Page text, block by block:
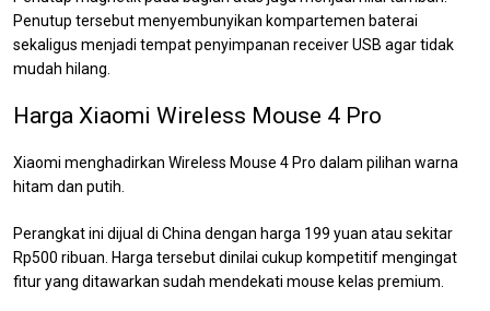
Penutup tersebut menyembunyikan kompartemen baterai
sekaligus menjadi tempat penyimpanan receiver USB agar tidak
mudah hilang.
Harga Xiaomi Wireless Mouse 4 Pro
Xiaomi menghadirkan Wireless Mouse 4 Pro dalam pilihan warna
hitam dan putih.
Perangkat ini dijual di China dengan harga 199 yuan atau sekitar
Rp500 ribuan. Harga tersebut dinilai cukup kompetitif mengingat
fitur yang ditawarkan sudah mendekati mouse kelas premium.